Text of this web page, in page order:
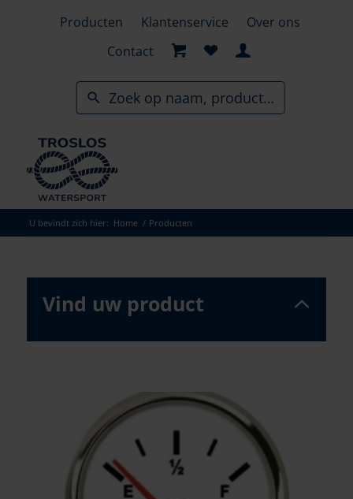
Producten Klantenservice
Over ons
Contact
U bevindt zich hier: Home / Producten
Vind uw product